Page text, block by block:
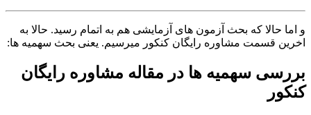
و اما حالا که بحث آزمون های آزمایشی هم به اتمام رسید. حالا به
اخرین قسمت مشاوره رایگان کنکور میرسیم. یعنی بحث سهمیه ها:
بررسی سهمیه ها در مقاله مشاوره رایگان
کنکور